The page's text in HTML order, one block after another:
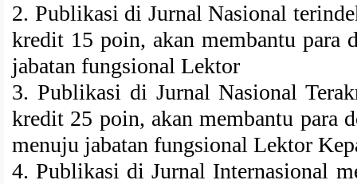
2. Publikasi di Jurnal Nasional
kredit 15 poin, akan membantu para
jabatan fungsional Lektor
3. Publikasi di Jurnal Nasional
kredit 25 poin, akan membantu para
menuju jabatan fungsional Lektor
4. Publikasi di Jurnal Internasional